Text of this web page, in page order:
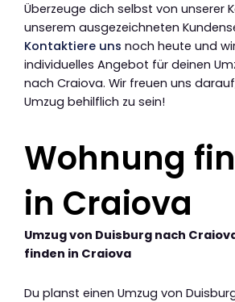
Überzeuge dich selbst von unserer
unserem ausgezeichneten
Kontaktiere uns noch heute und
individuelles Angebot für deinen
nach Craiova. Wir freuen uns
Umzug behilflich zu sein!
Wohnung
in Craiova
Umzug von Duisburg nach
finden in Craiova
Du planst einen Umzug von